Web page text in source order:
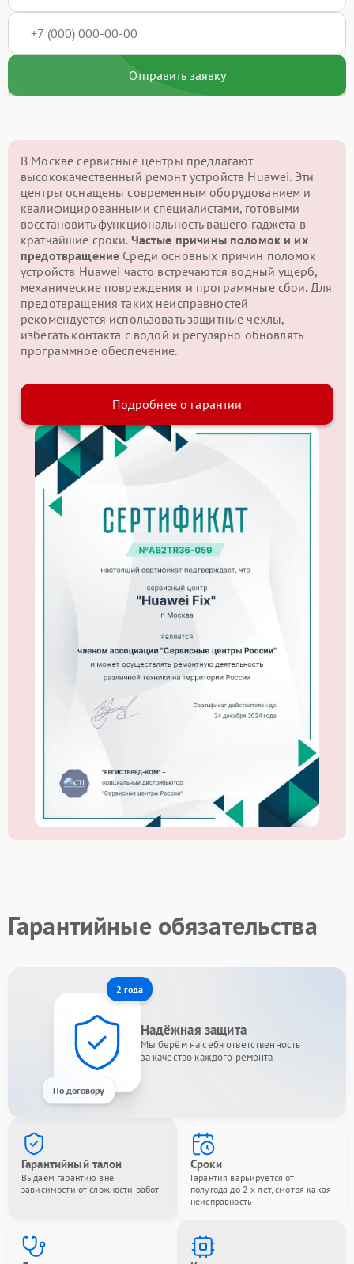
Отправить заявку
В Москве сервисные центры предлагают
высококачественный ремонт устройств Huawei. Эти
центры оснащены современным оборудованием и
квалифицированными специалистами, готовыми
восстановить функциональность вашего гаджета в
кратчайшие сроки. Частые причины поломок и их
предотвращение Среди основных причин поломок
устройств Huawei часто встречаются водный ущерб,
механические повреждения и программные сбои. Для
предотвращения таких неисправностей
рекомендуется использовать защитные чехлы,
избегать контакта с водой и регулярно обновлять
программное обеспечение.
Подробнее о гарантии
Гарантийные обязательства
2 года
По договору
Надёжная защита
Мы берём на себя ответственность
за качество каждого ремонта
Гарантийный талон
Выдаём гарантию вне
зависимости от сложности работ
Сроки
Гарантия варьируется от
полугода до 2-х лет, смотря какая
неисправность